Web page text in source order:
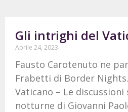
Gli intrighi del
Aprile 24, 2023
Fausto Carotenuto ne
Frabetti di Border
Vaticano – Le
notturne di Giovanni